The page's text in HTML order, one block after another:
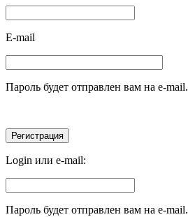
E-mail
Пароль будет отправлен вам на e-mail.
Login или e-mail:
Пароль будет отправлен вам на e-mail.